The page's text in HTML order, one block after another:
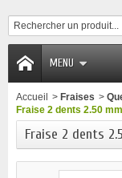
MENU
Accueil > Fraises >
Fraise 2 dents 2.50
Fraise 2 dents